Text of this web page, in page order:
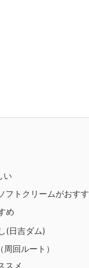
い
フトクリームがおす
め
(日吉ダム)
回ルート）
スメ